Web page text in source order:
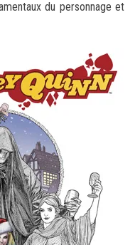
du personnage et